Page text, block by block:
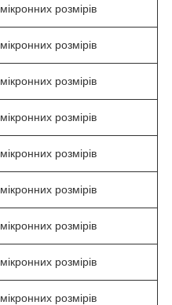
мікронних розмірів
мікронних розмірів
мікронних розмірів
мікронних розмірів
мікронних розмірів
мікронних розмірів
мікронних розмірів
мікронних розмірів
мікронних розмірів